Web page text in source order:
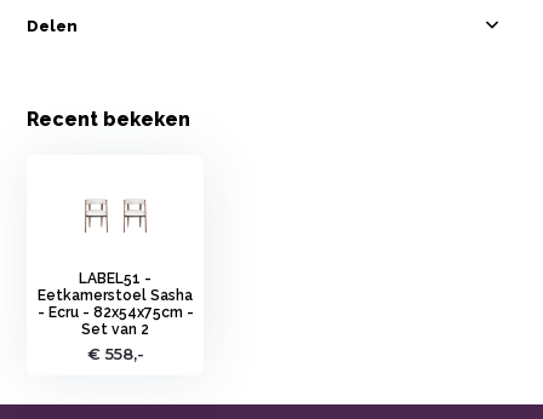
Delen
Recent bekeken
LABEL51 -
Eetkamerstoel Sasha
- Ecru - 82x54x75cm -
Set van 2
€ 558,-